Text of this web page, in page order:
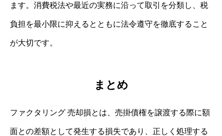
ます。消費税法や最近の実務に沿って取引を分類し、税
負担を最小限に抑えるとともに法令遵守を徹底すること
が大切です。
まとめ
ファクタリング 売却損とは、売掛債権を譲渡する際に額
面との差額として発生する損失であり、正しく処理する